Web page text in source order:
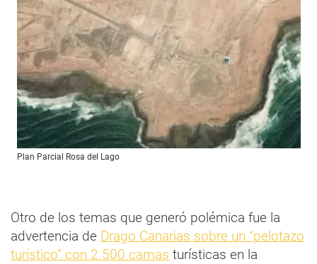
Plan Parcial Rosa del Lago
Otro de los temas que generó polémica fue la
advertencia de Drago Canarias sobre un “pelotazo
turístico” con 2.500 camas turísticas en la